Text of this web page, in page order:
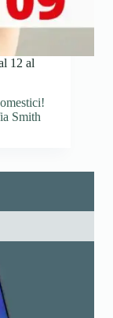
12 al
Smith